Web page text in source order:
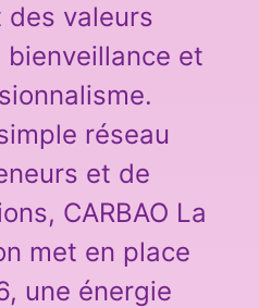
valeurs
bienveillance et
réseau
et de
CARBAO La
met en place
une énergie